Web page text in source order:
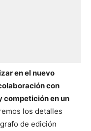
en el nuevo
con
competición en un
los detalles
de edición